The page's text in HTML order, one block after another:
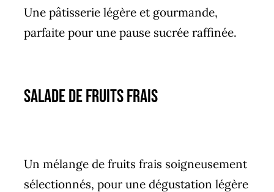
Une pâtisserie légère et gourmande,
parfaite pour une pause sucrée raffinée.
Salade de fruits frais
Un mélange de fruits frais soigneusement
sélectionnés, pour une dégustation légère